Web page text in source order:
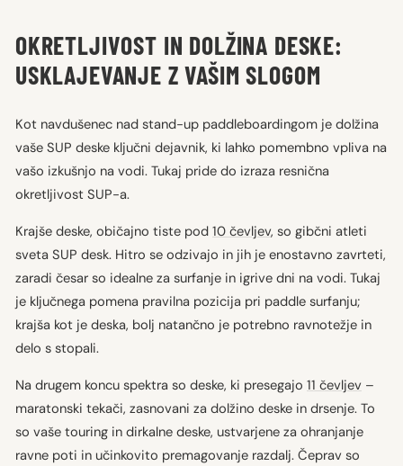
OKRETLJIVOST IN DOLŽINA DESKE:
USKLAJEVANJE Z VAŠIM SLOGOM
Kot navdušenec nad stand-up paddleboardingom je dolžina
vaše SUP deske ključni dejavnik, ki lahko pomembno vpliva na
vašo izkušnjo na vodi. Tukaj pride do izraza resnična
okretljivost SUP-a.
Krajše deske, običajno tiste pod 10 čevljev, so gibčni atleti
sveta SUP desk. Hitro se odzivajo in jih je enostavno zavrteti,
zaradi česar so idealne za surfanje in igrive dni na vodi. Tukaj
je ključnega pomena pravilna pozicija pri paddle surfanju;
krajša kot je deska, bolj natančno je potrebno ravnotežje in
delo s stopali.
Na drugem koncu spektra so deske, ki presegajo 11 čevljev –
maratonski tekači, zasnovani za dolžino deske in drsenje. To
so vaše touring in dirkalne deske, ustvarjene za ohranjanje
ravne poti in učinkovito premagovanje razdalj. Čeprav so